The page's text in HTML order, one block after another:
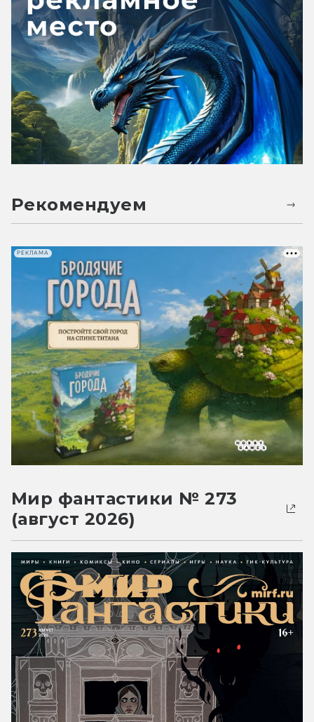
Рекомендуем
РЕКЛАМА
Мир фантастики № 273
(август 2026)